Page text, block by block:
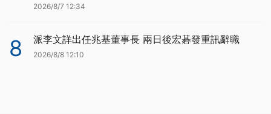
2026/8/7 12:34
8 派李文詳出任兆基董事長 兩日後宏碁發重訊辭職
2026/8/8 12:10